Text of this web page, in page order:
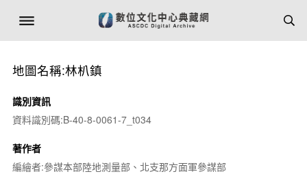
地圖名稱:林朳鎮
識別資訊
資料識別碼:B-40-8-0061-7_t034
著作者
編繪者:參謀本部陸地測量部、北支那方面軍參謀部